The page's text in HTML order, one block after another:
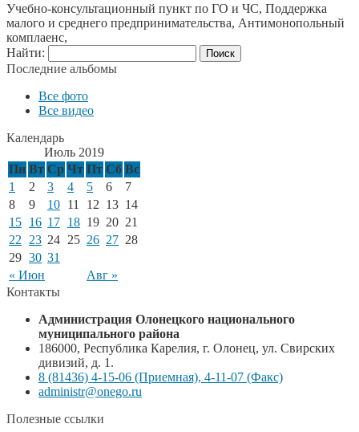
Учебно-консультационный пункт по ГО и ЧС, Поддержка
малого и среднего предпринимательства, Антимонопольный
комплаенс,
Найти:
Последние альбомы
Все фото
Все видео
Календарь
Июль 2019
Пн Вт Ср Чт Пт Сб Вс
« Июн Авг »
1 2 3 4 5 6
7
8
9 10 11 12 13 14
15 16 17 18 19 20 21
22
23 24 25 26 27 28
29 30 31
Контакты
Администрация Олонецкого национального
муниципального района
186000, Республика Карелия, г. Олонец, ул. Свирских
дивизий, д. 1.
8 (81436) 4-15-06 (Приемная), 4-11-07 (Факс)
administr@onego.ru
Полезные ссылки